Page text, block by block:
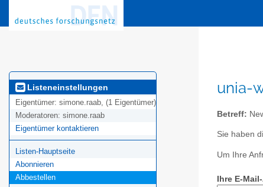
Listeneinstellungen
Eigentümer: simone.raab, (1 Eigentümer)
Moderatoren: simone.raab
Eigentümer kontaktieren
Listen-Hauptseite
Abonnieren
Abbestellen
unia-
Betreff:
Sie haben
Um Ihre
Ihre E-